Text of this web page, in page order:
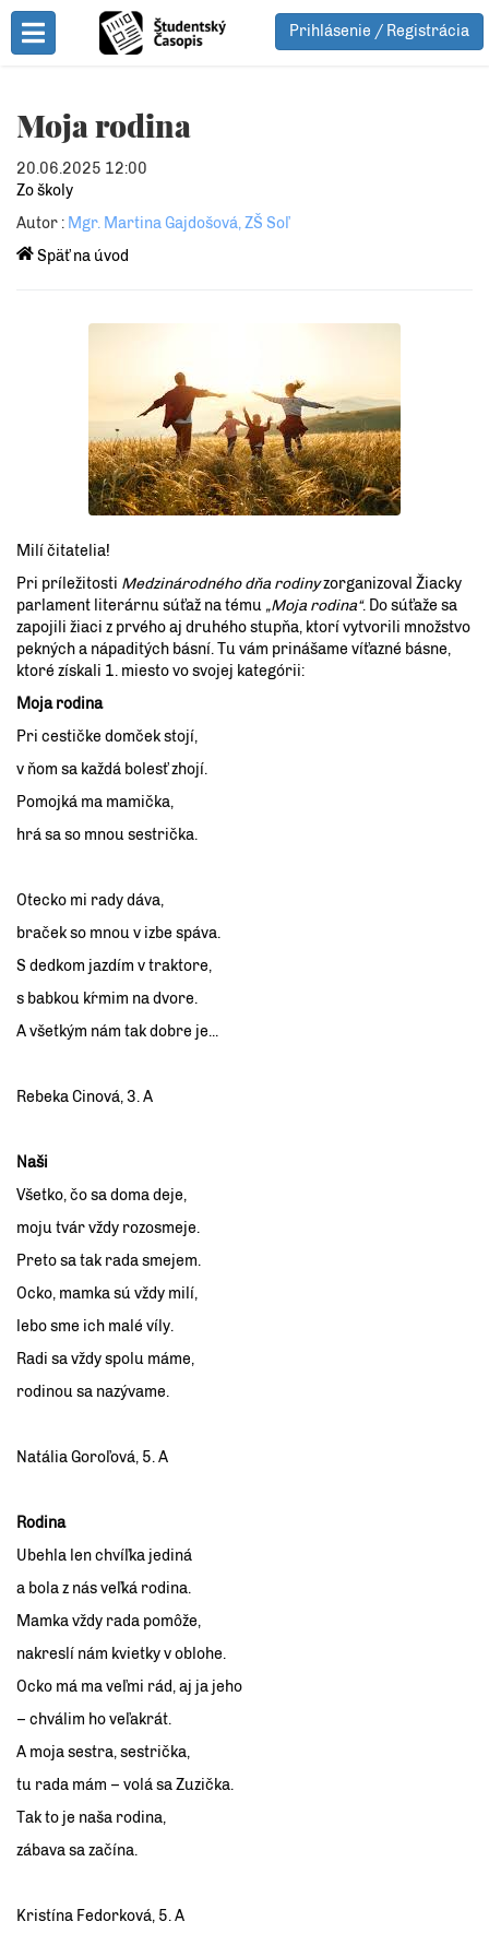
Toggle Menu
Prihlásenie / Registrácia
Moja rodina
20.06.2025 12:00
Zo školy
Autor : Mgr. Martina Gajdošová, ZŠ Soľ
Späť na úvod
Milí čitatelia!
Pri príležitosti Medzinárodného dňa rodinyzorganizoval Žiacky
parlament literárnu súťaž na tému „Moja rodina“. Do súťaže sa
zapojili žiaci z prvého aj druhého stupňa, ktorí vytvorili množstvo
pekných a nápaditých básní. Tu vám prinášame víťazné básne,
ktoré získali 1. miesto vo svojej kategórii:
Moja rodina
Pri cestičke domček stojí,
v ňom sa každá bolesť zhojí.
Pomojká ma mamička,
hrá sa so mnou sestrička.
Otecko mi rady dáva,
braček so mnou v izbe spáva.
S dedkom jazdím v traktore,
s babkou kŕmim na dvore.
A všetkým nám tak dobre je...
Rebeka Cinová, 3. A
Naši
Všetko, čo sa doma deje,
moju tvár vždy rozosmeje.
Preto sa tak rada smejem.
Ocko, mamka sú vždy milí,
lebo sme ich malé víly.
Radi sa vždy spolu máme,
rodinou sa nazývame.
Natália Goroľová, 5. A
Rodina
Ubehla len chvíľka jediná
a bola z nás veľká rodina.
Mamka vždy rada pomôže,
nakreslí nám kvietky v oblohe.
Ocko má ma veľmi rád, aj ja jeho
– chválim ho veľakrát.
A moja sestra, sestrička,
tu rada mám – volá sa Zuzička.
Tak to je naša rodina,
zábava sa začína.
Kristína Fedorková, 5. A